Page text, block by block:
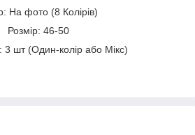
На фото (8 Колірів)
Розмір: 46-50
3 шт (Один-колір або Мікс)